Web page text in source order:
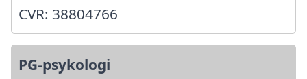
CVR: 38804766
PG-psykologi